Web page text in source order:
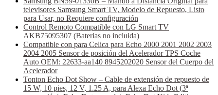
televisores Samsung Smart TV, Modelo de Repuesto, Listo
para Usar, no Requiere configuración
Control Remoto Compatible con LG Smart TV
AKB75095307 (Baterias no incluida)
Compatible con para Celica para Echo 2000 2001 2002 2003
2004 2005 Sensor de posición del Acelerador TPS Coche
Auto OEM: 22633-aa140 8945202020 Sensor del Cuerpo del
Acelerador
Tonton Echo Dot Show – Cable de extensión de repuesto de
15 W, 10 pies, 12 V, 1.25 A, para Alexa Echo Dot (3ª